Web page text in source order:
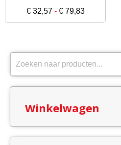
meerdere
variaties.
€32,57 - €79,83Prijsklasse:
€ 32,57
Winkelwagen